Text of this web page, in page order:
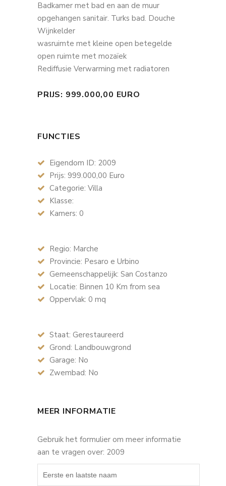
Badkamer met bad en aan de muur
opgehangen sanitair. Turks bad. Douche
Wijnkelder
wasruimte met kleine open betegelde
open ruimte met mozaïek
Rediffusie Verwarming met radiatoren
PRIJS: 999.000,00 EURO
FUNCTIES
Eigendom ID: 2009
Prijs: 999.000,00 Euro
Categorie: Villa
Klasse:
Kamers: 0
Regio: Marche
Provincie: Pesaro e Urbino
Gemeenschappelijk: San Costanzo
Locatie: Binnen 10 Km from sea
Oppervlak: 0 mq
Staat: Gerestaureerd
Grond: Landbouwgrond
Garage: No
Zwembad: No
MEER INFORMATIE
Gebruik het formulier om meer informatie
aan te vragen over: 2009